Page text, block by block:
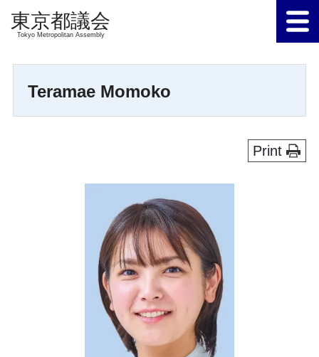
Tokyo Metropolitan Assembly
Teramae Momoko
Print